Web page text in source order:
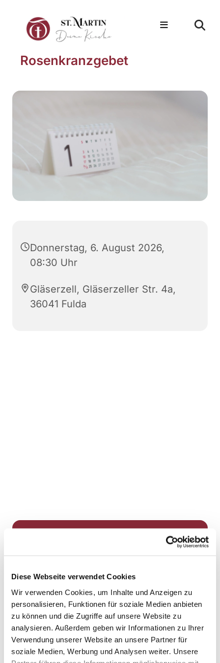
Diese Webseite verwendet Cookies
Wir verwenden Cookies, um Inhalte und Anzeigen zu
personalisieren, Funktionen für soziale Medien anbieten
zu können und die Zugriffe auf unsere Website zu
analysieren. Außerdem geben wir Informationen zu Ihrer
Verwendung unserer Website an unsere Partner für
soziale Medien, Werbung und Analysen weiter. Unsere
Rosenkranzgebet
Donnerstag, 6. August 2026,
08:30 Uhr
Gläserzell, Gläserzeller Str. 4a,
36041 Fulda
Dies könnte Sie auch